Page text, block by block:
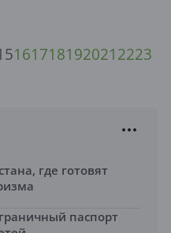
1617181920212223
где готовят
паспорт